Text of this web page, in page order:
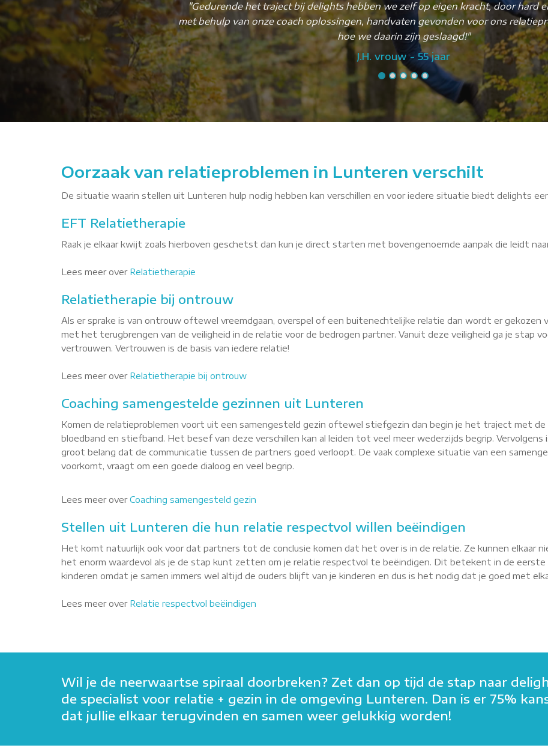
"Gedurende het traject bij delights hebben we zelf op eigen kracht, door hard
met behulp van onze coach oplossingen, handvaten gevonden voor ons
hoe we daarin zijn geslaagd!"
J.H. vrouw - 55 jaar
Oorzaak van relatieproblemen in Lunteren verschilt
De situatie waarin stellen uit Lunteren hulp nodig hebben kan verschillen en voor iedere situatie biedt delights
EFT Relatietherapie
Raak je elkaar kwijt zoals hierboven geschetst dan kun je direct starten met bovengenoemde aanpak die leidt
Lees meer over Relatietherapie
Relatietherapie bij ontrouw
Als er sprake is van ontrouw oftewel vreemdgaan, overspel of een buitenechtelijke relatie dan wordt er gekozen
met het terugbrengen van de veiligheid in de relatie voor de bedrogen partner. Vanuit deze veiligheid ga je stap
vertrouwen. Vertrouwen is de basis van iedere relatie!
Lees meer over Relatietherapie bij ontrouw
Coaching samengestelde gezinnen uit Lunteren
Komen de relatieproblemen voort uit een samengesteld gezin oftewel stiefgezin dan begin je het traject met
bloedband en stiefband. Het besef van deze verschillen kan al leiden tot veel meer wederzijds begrip.
groot belang dat de communicatie tussen de partners goed verloopt. De vaak complexe situatie van een
voorkomt, vraagt om een goede dialoog en veel begrip.
Lees meer overCoaching samengesteld gezin
Stellen uit Lunteren die hun relatie respectvol willen beëindigen
Het komt natuurlijk ook voor dat partners tot de conclusie komen dat het over is in de relatie. Ze kunnen elkaar
het enorm waardevol als je de stap kunt zetten om je relatie respectvol te beëindigen. Dit betekent in de eerste
kinderen omdat je samen immers wel altijd de ouders blijft van je kinderen en dus is het nodig dat je goed met
Lees meer over Relatie respectvol beëindigen
Wil je de neerwaartse spiraal doorbreken? Zet dan op tijd de stap naar
de specialist voor relatie + gezin in de omgeving Lunteren. Dan is er 75%
dat jullie elkaar terugvinden en samen weer gelukkig worden!